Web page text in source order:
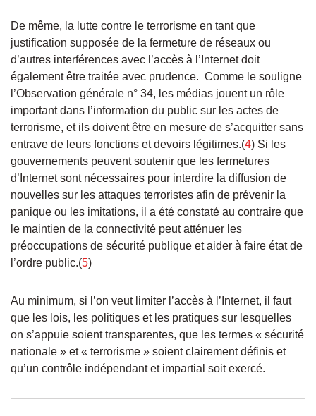
De même, la lutte contre le terrorisme en tant que
justification supposée de la fermeture de réseaux ou
d’autres interférences avec l’accès à l’Internet doit
également être traitée avec prudence. Comme le souligne
l’Observation générale n° 34, les médias jouent un rôle
important dans l’information du public sur les actes de
terrorisme, et ils doivent être en mesure de s’acquitter sans
entrave de leurs fonctions et devoirs légitimes.(4) Si les
gouvernements peuvent soutenir que les fermetures
d’Internet sont nécessaires pour interdire la diffusion de
nouvelles sur les attaques terroristes afin de prévenir la
panique ou les imitations, il a été constaté au contraire que
le maintien de la connectivité peut atténuer les
préoccupations de sécurité publique et aider à faire état de
l’ordre public.(5)
Au minimum, si l’on veut limiter l’accès à l’Internet, il faut
que les lois, les politiques et les pratiques sur lesquelles
on s’appuie soient transparentes, que les termes « sécurité
nationale » et « terrorisme » soient clairement définis et
qu’un contrôle indépendant et impartial soit exercé.